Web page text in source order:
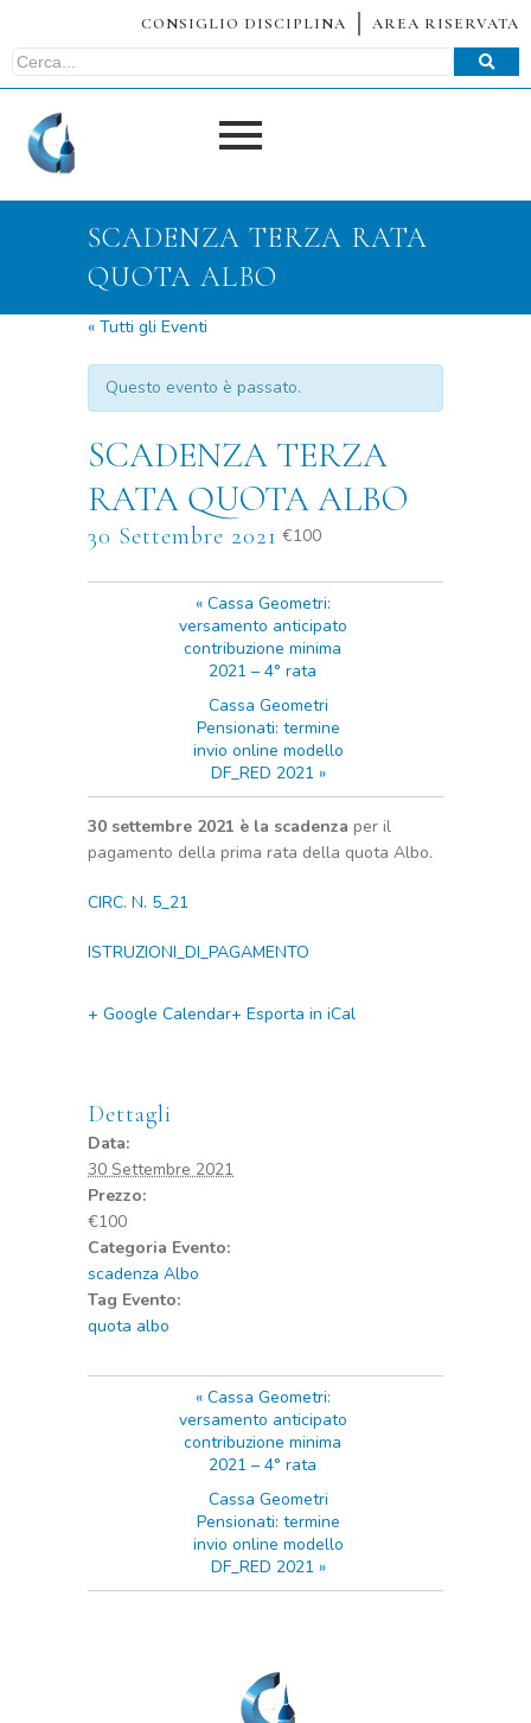
CONSIGLIO DISCIPLINA AREA RISERVATA
SCADENZA TERZA RATA
QUOTA ALBO
« Tutti gli Eventi
Questo evento è passato.
SCADENZA TERZA
RATA QUOTA ALBO
30 Settembre 2021 €100
«Cassa Geometri:
versamento anticipato
contribuzione minima
2021 – 4° rata
Cassa Geometri
Pensionati: termine
invio online modello
DF_RED 2021 »
30 settembre 2021 è la scadenza per il
pagamento della prima rata della quota Albo.
CIRC. N. 5_21
ISTRUZIONI_DI_PAGAMENTO
+ Google Calendar+ Esporta in iCal
Dettagli
Data:
30 Settembre 2021
Prezzo:
€100
Categoria Evento:
scadenza Albo
Tag Evento:
quota albo
«Cassa Geometri:
versamento anticipato
contribuzione minima
2021 – 4° rata
Cassa Geometri
Pensionati: termine
invio online modello
DF_RED 2021 »